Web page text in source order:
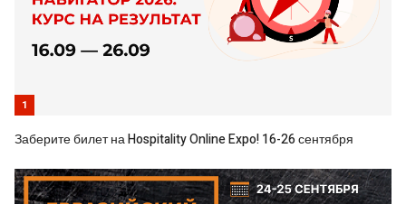
1
Заберите билет на Hospitality Online Expo! 16-26 сентября